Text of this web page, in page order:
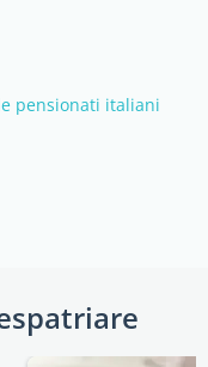
pensionati italiani